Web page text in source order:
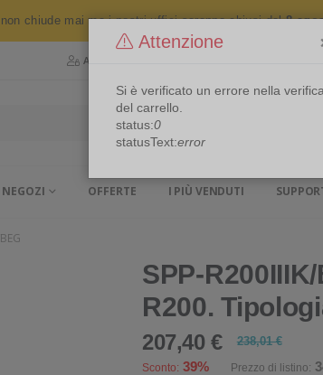
non chiude mai ma i nostri uffici saranno chiusi dal8
Area Riservata
OFFERTE I PIÙ VENDUTI
SPP-
R200.
207,40 € 238,01 €
Sconto: 39% Prezzo di listino:
Attenzione
Si è verificato un errore nella verifica
del carrello.
status:0
statusText:error